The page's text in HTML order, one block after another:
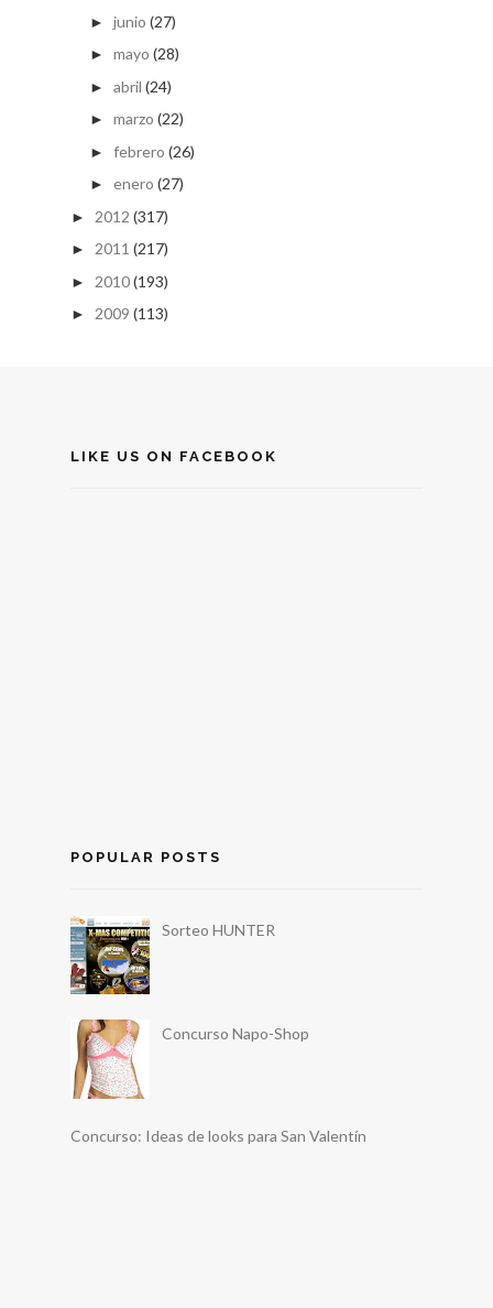
► junio (27)
► mayo (28)
► abril (24)
► marzo (22)
► febrero (26)
► enero (27)
► 2012 (317)
► 2011 (217)
► 2010(193)
► 2009 (113)
LIKE US ON FACEBOOK
POPULAR POSTS
Sorteo HUNTER
Concurso Napo-Shop
Concurso: Ideas de looks para San Valentín